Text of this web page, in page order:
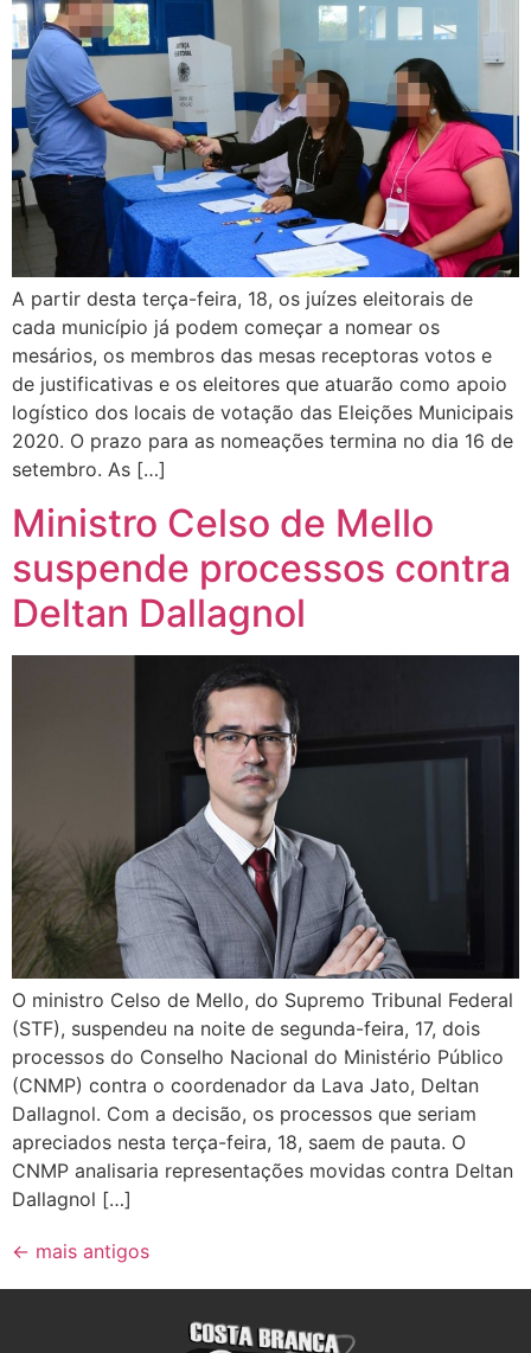
A partir desta terça-feira, 18, os juízes eleitorais de
cada município já podem começar a nomear os
mesários, os membros das mesas receptoras votos e
de justificativas e os eleitores que atuarão como apoio
logístico dos locais de votação das Eleições Municipais
2020. O prazo para as nomeações termina no dia 16 de
setembro. As […]
Ministro Celso de Mello
suspende processos contra
Deltan Dallagnol
O ministro Celso de Mello, do Supremo Tribunal Federal
(STF), suspendeu na noite de segunda-feira, 17, dois
processos do Conselho Nacional do Ministério Público
(CNMP) contra o coordenador da Lava Jato, Deltan
Dallagnol. Com a decisão, os processos que seriam
apreciados nesta terça-feira, 18, saem de pauta. O
CNMP analisaria representações movidas contra Deltan
Dallagnol […]
← mais antigos